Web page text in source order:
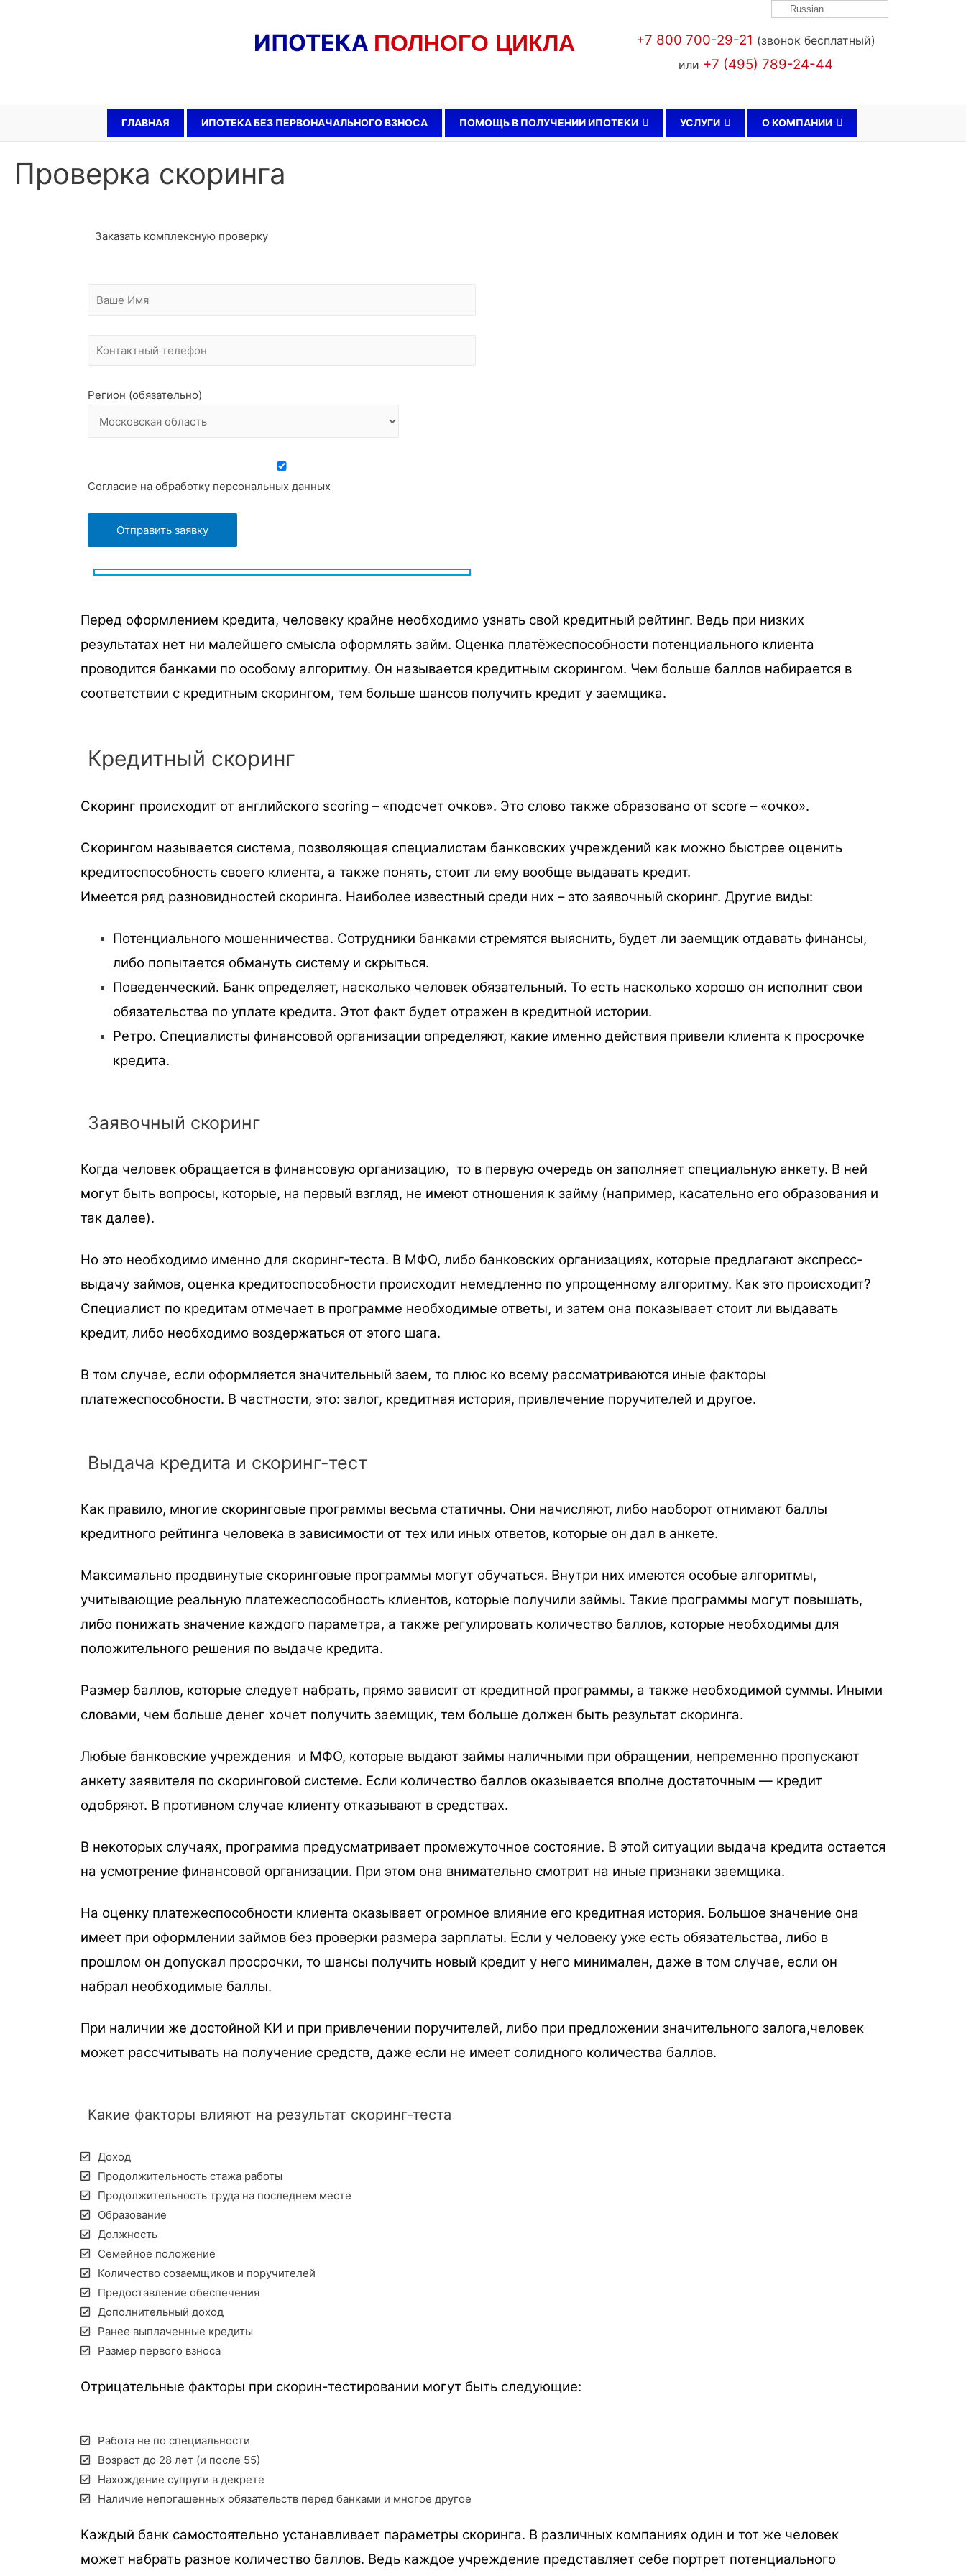
ИПОТЕКА ПОЛНОГО ЦИКЛА +7 800 700-29-21 (звонок бесплатный)
или +7 (495) 789-24-44
ГЛАВНАЯ ИПОТЕКА БЕЗ ПЕРВОНАЧАЛЬНОГО ВЗНОСА ПОМОЩЬ В ПОЛУЧЕНИИ ИПОТЕКИ УСЛУГИ О КОМПАНИИ
Проверка скоринга
Заказать комплексную проверку
Регион (обязательно)
Согласие на обработку персональных данных
Перед оформлением кредита, человеку крайне необходимо узнать свой кредитный рейтинг. Ведь при низких
результатах нет ни малейшего смысла оформлять займ. Оценка платёжеспособности потенциального клиента
проводится банками по особому алгоритму. Он называется кредитным скорингом. Чем больше баллов набирается в
соответствии с кредитным скорингом, тем больше шансов получить кредит у заемщика.
Кредитный скоринг
Скоринг происходит от английского scoring – «подсчет очков». Это слово также образовано от score – «очко».
Скорингом называется система, позволяющая специалистам банковских учреждений как можно быстрее оценить
кредитоспособность своего клиента, а также понять, стоит ли ему вообще выдавать кредит.
Имеется ряд разновидностей скоринга. Наиболее известный среди них – это заявочный скоринг. Другие виды:
Потенциального мошенничества. Сотрудники банками стремятся выяснить, будет ли заемщик отдавать финансы,
либо попытается обмануть систему и скрыться.
Поведенческий. Банк определяет, насколько человек обязательный. То есть насколько хорошо он исполнит свои
обязательства по уплате кредита. Этот факт будет отражен в кредитной истории.
Ретро. Специалисты финансовой организации определяют, какие именно действия привели клиента к просрочке
кредита.
Заявочный скоринг
Когда человек обращается в финансовую организацию, то в первую очередь он заполняет специальную анкету. В ней
могут быть вопросы, которые, на первый взгляд, не имеют отношения к займу (например, касательно его образования и
так далее).
Но это необходимо именно для скоринг-теста. В МФО, либо банковских организациях, которые предлагают экспресс-
выдачу займов, оценка кредитоспособности происходит немедленно по упрощенному алгоритму. Как это происходит?
Специалист по кредитам отмечает в программе необходимые ответы, и затем она показывает стоит ли выдавать
кредит, либо необходимо воздержаться от этого шага.
В том случае, если оформляется значительный заем, то плюс ко всему рассматриваются иные факторы
платежеспособности. В частности, это: залог, кредитная история, привлечение поручителей и другое.
Выдача кредита и скоринг-тест
Как правило, многие скоринговые программы весьма статичны. Они начисляют, либо наоборот отнимают баллы
кредитного рейтинга человека в зависимости от тех или иных ответов, которые он дал в анкете.
Максимально продвинутые скоринговые программы могут обучаться. Внутри них имеются особые алгоритмы,
учитывающие реальную платежеспособность клиентов, которые получили займы. Такие программы могут повышать,
либо понижать значение каждого параметра, а также регулировать количество баллов, которые необходимы для
положительного решения по выдаче кредита.
Размер баллов, которые следует набрать, прямо зависит от кредитной программы, а также необходимой суммы. Иными
словами, чем больше денег хочет получить заемщик, тем больше должен быть результат скоринга.
Любые банковские учреждения и МФО, которые выдают займы наличными при обращении, непременно пропускают
анкету заявителя по скоринговой системе. Если количество баллов оказывается вполне достаточным — кредит
одобряют. В противном случае клиенту отказывают в средствах.
В некоторых случаях, программа предусматривает промежуточное состояние. В этой ситуации выдача кредита остается
на усмотрение финансовой организации. При этом она внимательно смотрит на иные признаки заемщика.
На оценку платежеспособности клиента оказывает огромное влияние его кредитная история. Большое значение она
имеет при оформлении займов без проверки размера зарплаты. Если у человеку уже есть обязательства, либо в
прошлом он допускал просрочки, то шансы получить новый кредит у него минимален, даже в том случае, если он
набрал необходимые баллы.
При наличии же достойной КИ и при привлечении поручителей, либо при предложении значительного залога,человек
может рассчитывать на получение средств, даже если не имеет солидного количества баллов.
Какие факторы влияют на результат скоринг-теста
Доход
Продолжительность стажа работы
Продолжительность труда на последнем месте
Образование
Должность
Семейное положение
Количество созаемщиков и поручителей
Предоставление обеспечения
Дополнительный доход
Ранее выплаченные кредиты
Размер первого взноса
Отрицательные факторы при скорин-тестировании могут быть следующие:
Работа не по специальности
Возраст до 28 лет (и после 55)
Нахождение супруги в декрете
Наличие непогашенных обязательств перед банками и многое другое
Каждый банк самостоятельно устанавливает параметры скоринга. В различных компаниях один и тот же человек
может набрать разное количество баллов. Ведь каждое учреждение представляет себе портрет потенциального
Russian